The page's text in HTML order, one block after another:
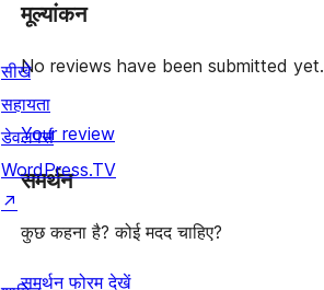
मूल्यांकन
No reviews have been submitted yet.
Your review
समर्थन
कुछ कहना है? कोई मदद चाहिए?
समर्थन फोरम देखें
सीखे
सहायता
डेवलपर्स
WordPress.TV
↗